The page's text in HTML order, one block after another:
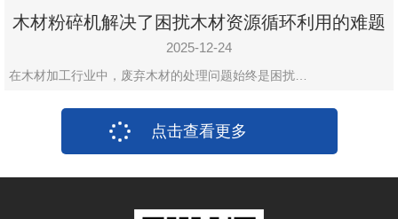
木材粉碎机解决了困扰木材资源循环利用的难题
2025-12-24
在木材加工行业中，废弃木材的处理问题始终是困扰…
点击查看更多